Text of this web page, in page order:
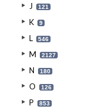
J 121
K 9
L 546
M 2127
N 180
O 126
P 853